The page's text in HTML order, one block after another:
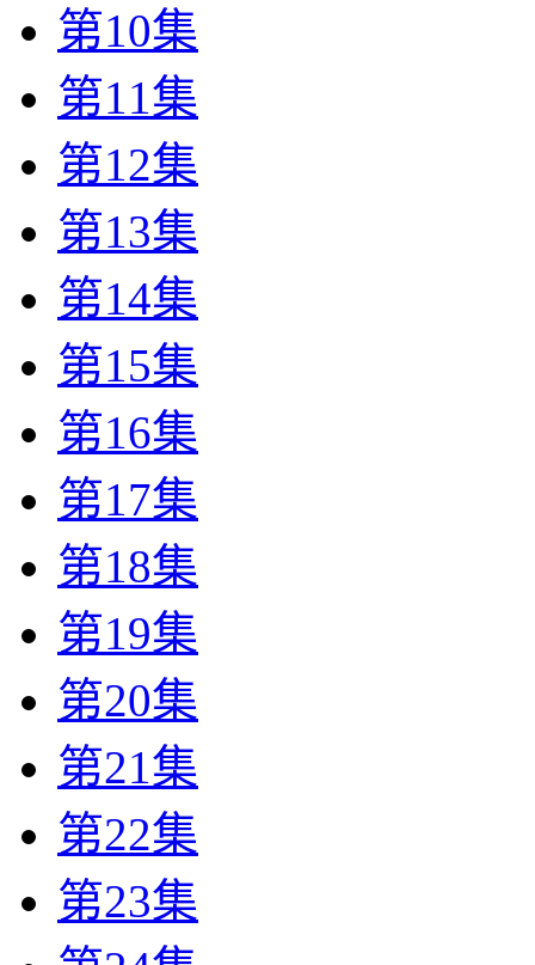
第10集
第11集
第12集
第13集
第14集
第15集
第16集
第17集
第18集
第19集
第20集
第21集
第22集
第23集